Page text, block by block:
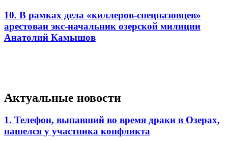
10. В рамках дела «киллеров-спецназовцев»
арестован экс-начальник озерской милиции
Анатолий Камышов
Актуальные новости
1. Телефон, выпавший во время драки в Озерах,
нашелся у участника конфликта